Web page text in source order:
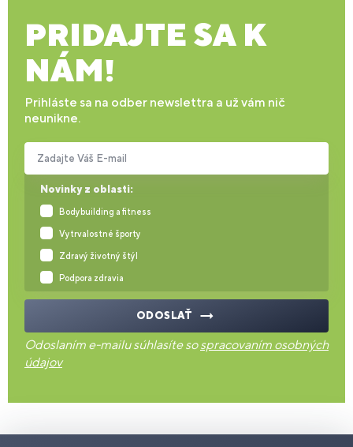
PRIDAJTE SA K
NÁM!
Prihláste sa na odber newslettra a už vám nič
neunikne.
Novinky z oblasti:
Bodybuilding a fitness
Vytrvalostné športy
Zdravý životný štýl
Podpora zdravia
Zadajte Váš E-mail
ODOSLAŤ
Odoslaním e-mailu súhlasíte sospracovaním osobných
údajov